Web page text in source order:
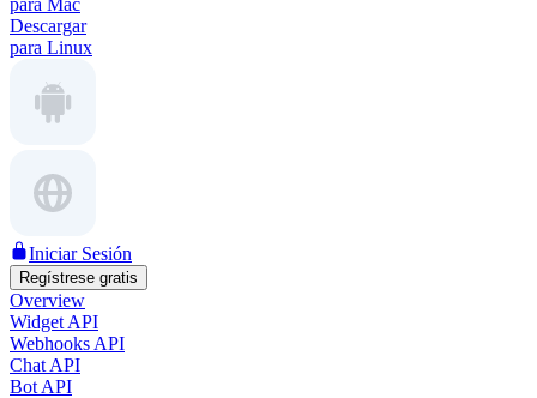
para Mac
Descargar
para Linux
Iniciar Sesión
Regístrese gratis
Overview
Widget API
Webhooks API
Chat API
Bot API